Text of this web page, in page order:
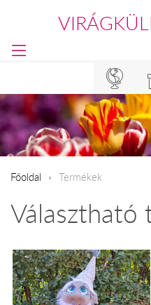
Főoldal Termékek
Választható